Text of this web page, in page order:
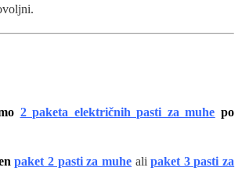
2 paketa električnih pasti za muhe po
paket 2 pasti za muhe ali paket 3 pasti za